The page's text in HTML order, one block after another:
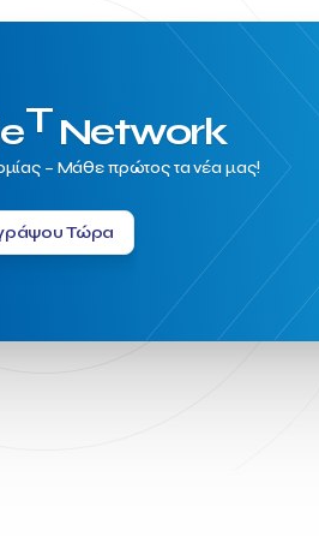
TNetwork
– Μάθε πρώτος τα νέα μας!
Τώρα